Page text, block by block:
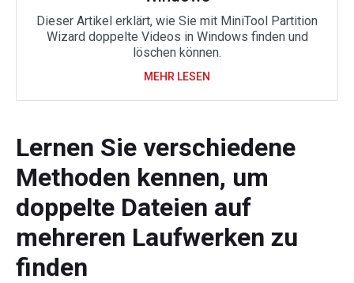
Dieser Artikel erklärt, wie Sie mit MiniTool Partition
Wizard doppelte Videos in Windows finden und
löschen können.
MEHR LESEN
Lernen Sie verschiedene
Methoden kennen, um
doppelte Dateien auf
mehreren Laufwerken zu
finden